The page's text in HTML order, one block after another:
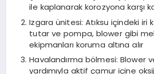
ile kaplanarak korozyona karşı
Izgara ünitesi: Atıksu içindeki iri
tutar ve pompa, blower gibi
ekipmanları koruma altına alır
Havalandırma bölmesi: Blower
yardımıyla aktif çamur içine